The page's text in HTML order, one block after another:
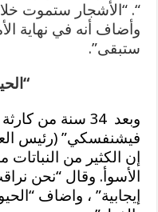
“. “الأشجار ستموت
وأضاف أنه في نهاية
ستبقى”.
وبعد 34 سنة من كارثة
فيشنفسكي” (رئيس
إن الكثير من
الأسوأ. وقال “نحن
إيجابية” ، واضاف